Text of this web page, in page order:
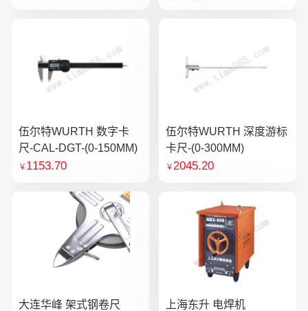
伍尔特WURTH 数字卡
尺-CAL-DGT-(0-150MM)
￥ 1153.70
伍尔特WURTH 深度游标
卡尺-(0-300MM)
￥2045.20
大连华峰 架式钢卷尺 上海东升 电焊机